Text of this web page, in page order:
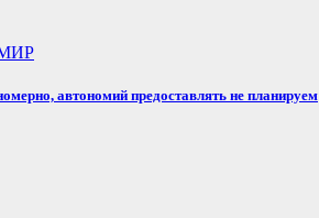
автономий предоставлять не планируем